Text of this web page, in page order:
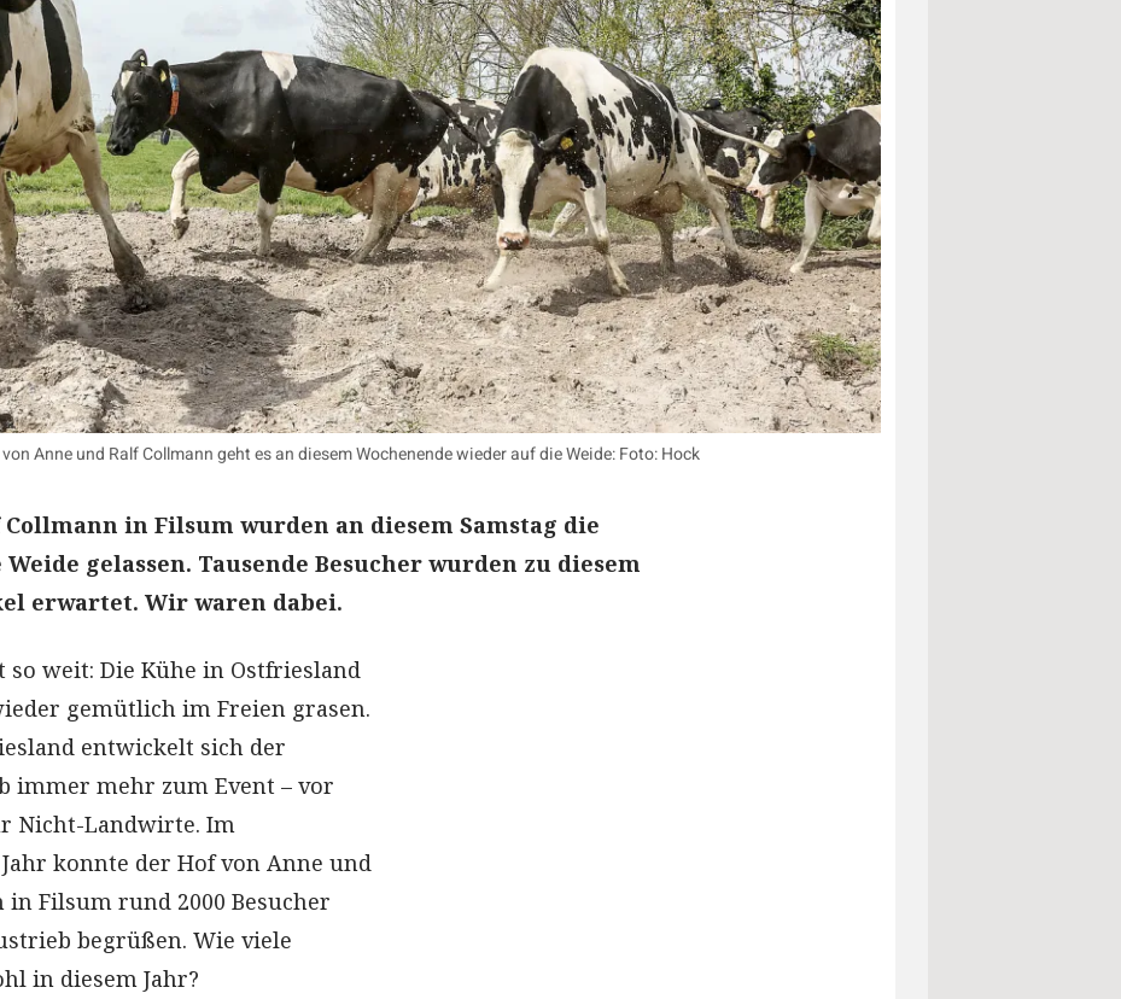
Anne und Ralf Collmann geht es an diesem Wochenende wieder auf die Weide: Foto: Hock
in Filsum wurden an diesem Samstag die
gelassen. Tausende Besucher wurden zu diesem
erwartet. Wir waren dabei.
so weit: Die Kühe in Ostfriesland
gemütlich im Freien grasen.
entwickelt sich der
immer mehr zum Event – vor
Nicht-Landwirte. Im
konnte der Hof von Anne und
in Filsum rund 2000 Besucher
begrüßen. Wie viele
in diesem Jahr?